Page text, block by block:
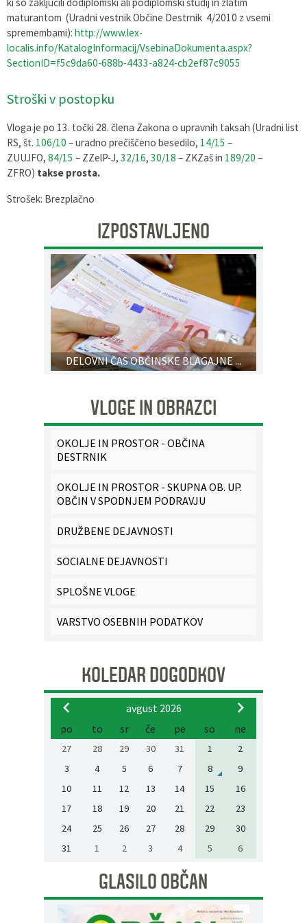
maturantom (Uradni vestnik Občine Destrnik 4/2010 z vsemi
spremembami): http://www.lex-
localis.info/KatalogInformacij/VsebinaDokumenta.aspx?
SectionID=f5c9da60-688b-4433-a824-cb2ef87c9055
Stroški v postopku
Vloga je po 13. točki 28. člena Zakona o upravnih taksah (Uradni list
RS, št. 106/10 – uradno prečiščeno besedilo, 14/15 –
ZUUJFO, 84/15 – ZZelP-J, 32/16, 30/18 – ZKZaš in 189/20 –
ZFRO) takse prosta.
Strošek: Brezplačno
IZPOSTAVLJENO
DELOVNI ČAS OBČINSKE BLAGAJNE ...
VLOGE IN OBRAZCI
OKOLJE IN PROSTOR - OBČINA
DESTRNIK
OKOLJE IN PROSTOR - SKUPNA OB. UP.
OBČIN V SPODNJEM PODRAVJU
DRUŽBENE DEJAVNOSTI
SOCIALNE DEJAVNOSTI
SPLOŠNE VLOGE
VARSTVO OSEBNIH PODATKOV
KOLEDAR DOGODKOV
avgust 2026
po
to sr če pe so ne
27 28 29 30 31 1
2
3
4 5 6 7 8
9
10
11 12 13 14 15
16
17
18 19 20 21 22
23
24
25 26 27 28 29
30
31
1 2 3 4 5 6
GLASILO OBČAN
Pobratene občine
Organigram
Katalog informacij javnega značaja
Strategije, programi
Glasilo Občan
Uradni vestniki
Lokalne volitve
Lokalna ponudba